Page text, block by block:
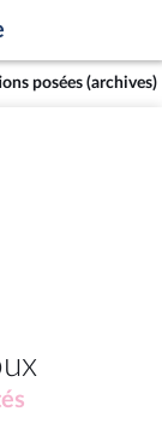
posées (archives)